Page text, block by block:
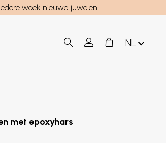
Iedere week nieuwe juwelen
NL
met epoxyhars